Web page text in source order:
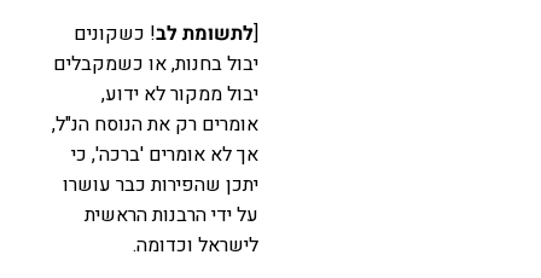
לתשומת לב! כשקונים
יבול בחנות, או כשמקבלים
יבול ממקור לא ידוע,
אומרים רק את הנוסח הנ"ל,
אך לא אומרים 'ברכה', כי
יתכן שהפירות כבר עושרו
על ידי הרבנות הראשית
לישראל וכדומה.